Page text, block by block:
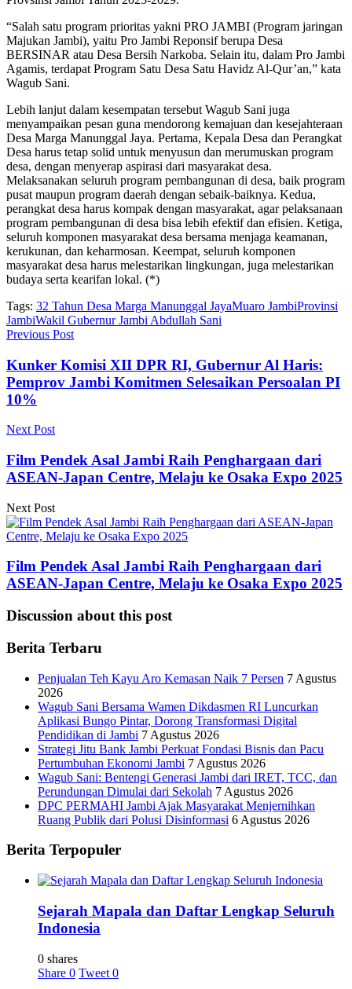
“Salah satu program prioritas yakni PRO JAMBI (Program jaringan
Majukan Jambi), yaitu Pro Jambi Reponsif berupa Desa
BERSINAR atau Desa Bersih Narkoba. Selain itu, dalam Pro Jambi
Agamis, terdapat Program Satu Desa Satu Havidz Al-Qur’an,” kata
Wagub Sani.
Lebih lanjut dalam kesempatan tersebut Wagub Sani juga
menyampaikan pesan guna mendorong kemajuan dan kesejahteraan
Desa Marga Manunggal Jaya. Pertama, Kepala Desa dan Perangkat
Desa harus tetap solid untuk menyusun dan merumuskan program
desa, dengan menyerap aspirasi dari masyarakat desa.
Melaksanakan seluruh program pembangunan di desa, baik program
pusat maupun program daerah dengan sebaik-baiknya. Kedua,
perangkat desa harus kompak dengan masyarakat, agar pelaksanaan
program pembangunan di desa bisa lebih efektif dan efisien. Ketiga,
seluruh komponen masyarakat desa bersama menjaga keamanan,
kerukunan, dan keharmosan. Keempat, seluruh komponen
masyarakat desa harus melestarikan lingkungan, juga melestarikan
budaya serta kearifan lokal. (*)
Tags: 32 Tahun Desa Marga Manunggal JayaMuaro JambiProvinsi
JambiWakil Gubernur Jambi Abdullah Sani
Previous Post
Kunker Komisi XII DPR RI, Gubernur Al Haris:
Pemprov Jambi Komitmen Selesaikan Persoalan PI
10%
Next Post
Film Pendek Asal Jambi Raih Penghargaan dari
ASEAN-Japan Centre, Melaju ke Osaka Expo 2025
Next Post
Film Pendek Asal Jambi Raih Penghargaan dari
ASEAN-Japan Centre, Melaju ke Osaka Expo 2025
Discussion about this post
Berita Terbaru
Penjualan Teh Kayu Aro Kemasan Naik 7 Persen 7 Agustus
2026
Wagub Sani Bersama Wamen Dikdasmen RI Luncurkan
Aplikasi Bungo Pintar, Dorong Transformasi Digital
Pendidikan di Jambi 7 Agustus 2026
Strategi Jitu Bank Jambi Perkuat Fondasi Bisnis dan Pacu
Pertumbuhan Ekonomi Jambi 7 Agustus 2026
Wagub Sani: Bentengi Generasi Jambi dari IRET, TCC, dan
Perundungan Dimulai dari Sekolah 7 Agustus 2026
DPC PERMAHI Jambi Ajak Masyarakat Menjernihkan
Ruang Publik dari Polusi Disinformasi 6 Agustus 2026
Berita Terpopuler
Sejarah Mapala dan Daftar Lengkap Seluruh
Indonesia
0 shares
Share 0 Tweet 0